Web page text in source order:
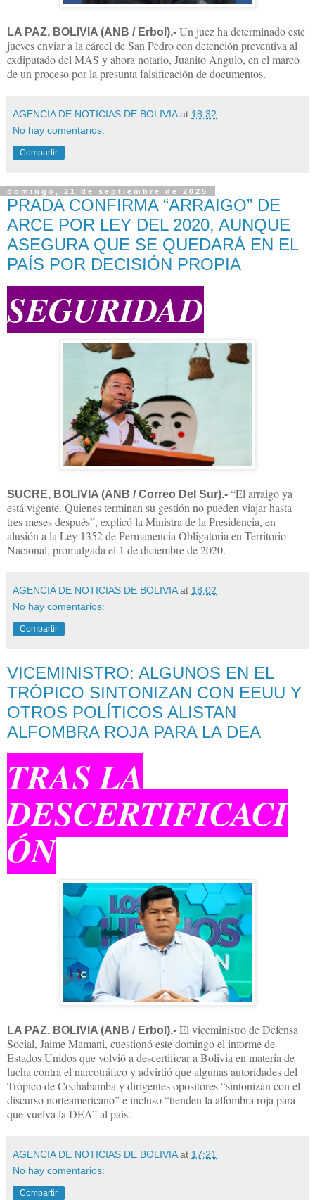
LA PAZ, BOLIVIA (ANB / Erbol).- Un juez ha determinado este
jueves enviar a la cárcel de San Pedro con detención preventiva al
exdiputado del MAS y ahora notario, Juanito Angulo, en el marco
de un proceso por la presunta falsificación de documentos.
AGENCIA DE NOTICIAS DE BOLIVIA at 18:32
No hay comentarios:
Compartir
domingo, 21 de septiembre de 2025
PRADA CONFIRMA “ARRAIGO” DE
ARCE POR LEY DEL 2020, AUNQUE
ASEGURA QUE SE QUEDARÁ EN EL
PAÍS POR DECISIÓN PROPIA
SEGURIDAD
SUCRE, BOLIVIA (ANB / Correo Del Sur).- “El arraigo ya
está vigente. Quienes terminan su gestión no pueden viajar hasta
tres meses después”, explicó la Ministra de la Presidencia, en
alusión a la Ley 1352 de Permanencia Obligatoria en Territorio
Nacional, promulgada el 1 de diciembre de 2020.
AGENCIA DE NOTICIAS DE BOLIVIA at 18:02
No hay comentarios:
Compartir
VICEMINISTRO: ALGUNOS EN EL
TRÓPICO SINTONIZAN CON EEUU Y
OTROS POLÍTICOS ALISTAN
ALFOMBRA ROJA PARA LA DEA
TRAS LA
DESCERTIFICACI
ÓN
LA PAZ, BOLIVIA (ANB / Erbol).- El viceministro de Defensa
Social, Jaime Mamani, cuestionó este domingo el informe de
Estados Unidos que volvió a descertificar a Bolivia en materia de
lucha contra el narcotráfico y advirtió que algunas autoridades del
Trópico de Cochabamba y dirigentes opositores “sintonizan con el
discurso norteamericano” e incluso “tienden la alfombra roja para
que vuelva la DEA” al país.
AGENCIA DE NOTICIAS DE BOLIVIA at 17:21
No hay comentarios:
Compartir